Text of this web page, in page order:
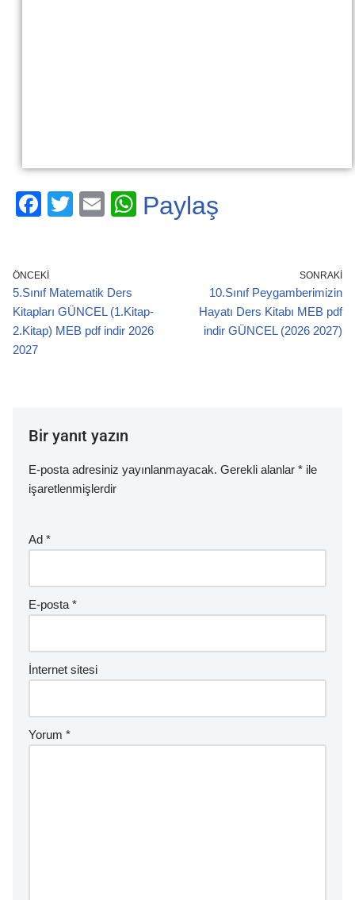
F
e
b
o
T
E
W
A
p
Paylaş
ÖNCEKI
5.Sınıf Matematik Ders
Kitapları GÜNCEL (1.Kitap-
2.Kitap) MEB pdf indir 2026
2027
SONRAKI
10.Sınıf Peygamberimizin
Hayatı Ders Kitabı MEB pdf
indir GÜNCEL (2026 2027)
Bir yanıt yazın
E-posta adresiniz yayınlanmayacak. Gerekli alanlar * ile
işaretlenmişlerdir
Ad *
E-posta *
İnternet sitesi
Yorum *